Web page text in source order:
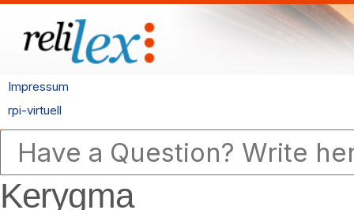
Impressum
rpi-virtuell
Kerygma